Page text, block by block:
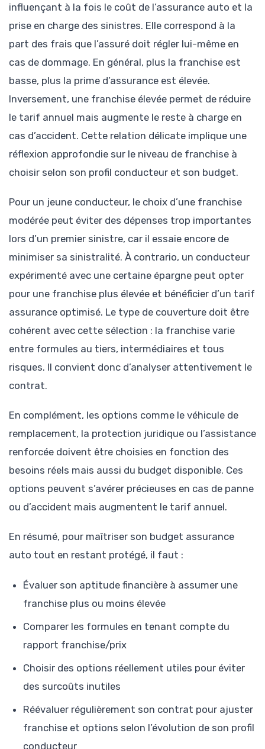
influençant à la fois le coût de l’assurance auto et la
prise en charge des sinistres. Elle correspond à la
part des frais que l’assuré doit régler lui-même en
cas de dommage. En général, plus la franchise est
basse, plus la prime d’assurance est élevée.
Inversement, une franchise élevée permet de réduire
le tarif annuel mais augmente le reste à charge en
cas d’accident. Cette relation délicate implique une
réflexion approfondie sur le niveau de franchise à
choisir selon son profil conducteur et son budget.
Pour un jeune conducteur, le choix d’une franchise
modérée peut éviter des dépenses trop importantes
lors d’un premier sinistre, car il essaie encore de
minimiser sa sinistralité. À contrario, un conducteur
expérimenté avec une certaine épargne peut opter
pour une franchise plus élevée et bénéficier d’un tarif
assurance optimisé. Le type de couverture doit être
cohérent avec cette sélection : la franchise varie
entre formules au tiers, intermédiaires et tous
risques. Il convient donc d’analyser attentivement le
contrat.
En complément, les options comme le véhicule de
remplacement, la protection juridique ou l’assistance
renforcée doivent être choisies en fonction des
besoins réels mais aussi du budget disponible. Ces
options peuvent s’avérer précieuses en cas de panne
ou d’accident mais augmentent le tarif annuel.
En résumé, pour maîtriser son budget assurance
auto tout en restant protégé, il faut :
Évaluer son aptitude financière à assumer une
franchise plus ou moins élevée
Comparer les formules en tenant compte du
rapport franchise/prix
Choisir des options réellement utiles pour éviter
des surcoûts inutiles
Réévaluer régulièrement son contrat pour ajuster
franchise et options selon l’évolution de son profil
conducteur